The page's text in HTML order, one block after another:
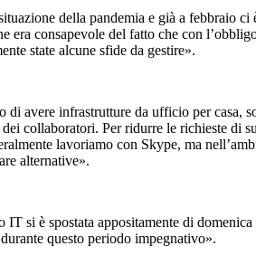
della pandemia e già a febbraio ci
era consapevole del fatto che con
state alcune sfide da gestire».
avere infrastrutture da ufficio per casa,
collaboratori. Per ridurre le richieste di
lavoriamo con Skype, ma
alternative».
si è spostata appositamente di
questo periodo impegnativo».